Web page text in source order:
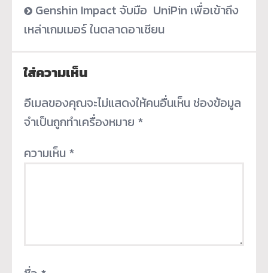
Genshin Impact จับมือ UniPin เพื่อเข้าถึง
เหล่าเกมเมอร์ ในตลาดอาเซียน
ใส่ความเห็น
อีเมลของคุณจะไม่แสดงให้คนอื่นเห็น ช่องข้อมูล
จำเป็นถูกทำเครื่องหมาย *
ความเห็น *